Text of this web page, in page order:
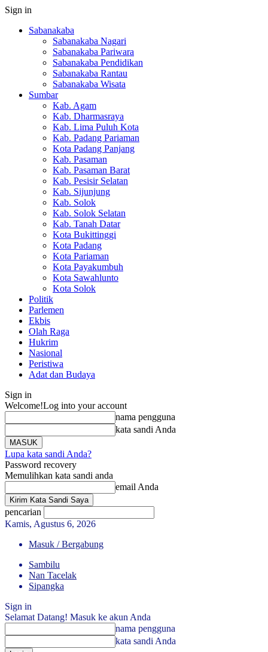
Sign in
Sabanakaba
Sabanakaba Nagari
Sabanakaba Pariwara
Sabanakaba Pendidikan
Sabanakaba Rantau
Sabanakaba Wisata
Sumbar
Kab. Agam
Kab. Dharmasraya
Kab. Lima Puluh Kota
Kab. Padang Pariaman
Kota Padang Panjang
Kab. Pasaman
Kab. Pasaman Barat
Kab. Pesisir Selatan
Kab. Sijunjung
Kab. Solok
Kab. Solok Selatan
Kab. Tanah Datar
Kota Bukittinggi
Kota Padang
Kota Pariaman
Kota Payakumbuh
Kota Sawahlunto
Kota Solok
Politik
Parlemen
Ekbis
Olah Raga
Hukrim
Nasional
Peristiwa
Adat dan Budaya
Sign in
Welcome!Log into your account
nama pengguna
kata sandi Anda
Lupa kata sandi Anda?
Password recovery
Memulihkan kata sandi anda
email Anda
pencarian
Kamis, Agustus 6, 2026
Masuk / Bergabung
Sambilu
Nan Tacelak
Sipangka
Sign in
Selamat Datang! Masuk ke akun Anda
nama pengguna
kata sandi Anda